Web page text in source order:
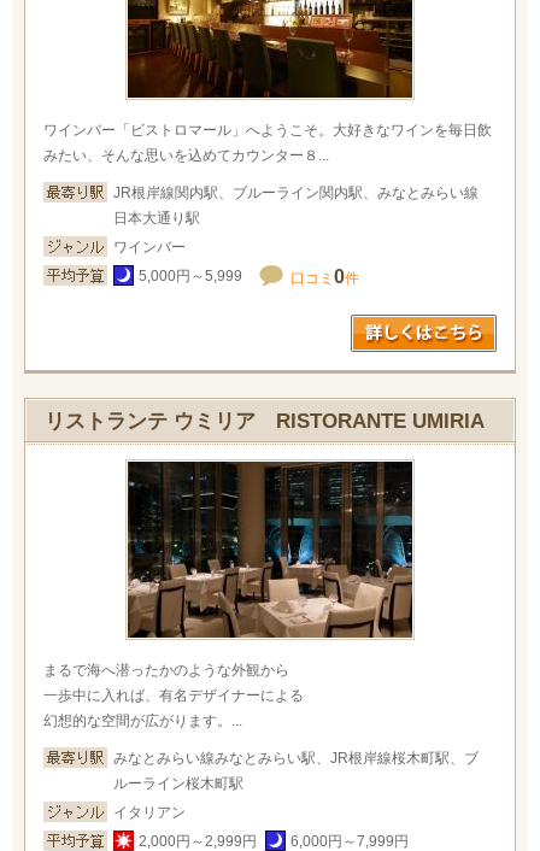
ワインバー「ビストロマール」へようこそ。大好きなワインを毎日飲
みたい、そんな思いを込めてカウンター８...
JR根岸線関内駅、ブルーライン関内駅、みなとみらい線
日本大通り駅
ワインバー
5,000円～5,999
口コミ 0件
リストランテ ウミリア RISTORANTE UMIRIA
まるで海へ潜ったかのような外観から
一歩中に入れば、有名デザイナーによる
幻想的な空間が広がります。...
みなとみらい線みなとみらい駅、JR根岸線桜木町駅、ブ
ルーライン桜木町駅
イタリアン
2,000円～2,999円
6,000円～7,999円